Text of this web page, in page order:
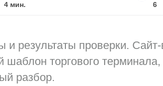
4 мин.
6
результаты проверки.
шаблон торгового
разбор.